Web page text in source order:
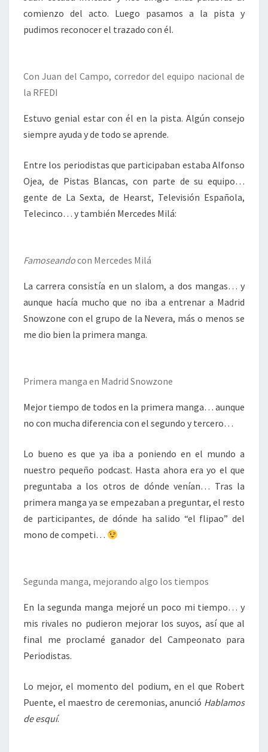
comienzo del acto. Luego pasamos a la pista y
pudimos reconocer el trazado con él.
Con Juan del Campo, corredor del equipo nacional de
la RFEDI
Estuvo genial estar con él en la pista. Algún consejo
siempre ayuda y de todo se aprende.
Entre los periodistas que participaban estaba Alfonso
Ojea, de Pistas Blancas, con parte de su equipo…
gente de La Sexta, de Hearst, Televisión Española,
Telecinco… y también Mercedes Milá:
Famoseandocon Mercedes Milá
La carrera consistía en un slalom, a dos mangas… y
aunque hacía mucho que no iba a entrenar a Madrid
Snowzone con el grupo de la Nevera, más o menos se
me dio bien la primera manga.
Primera manga en Madrid Snowzone
Mejor tiempo de todos en la primera manga… aunque
no con mucha diferencia con el segundo y tercero…
Lo bueno es que ya iba a poniendo en el mundo a
nuestro pequeño podcast. Hasta ahora era yo el que
preguntaba a los otros de dónde venían… Tras la
primera manga ya se empezaban a preguntar, el resto
de participantes, de dónde ha salido “el flipao” del
mono de competi…
Segunda manga, mejorando algo los tiempos
En la segunda manga mejoré un poco mi tiempo… y
mis rivales no pudieron mejorar los suyos, así que al
final me proclamé ganador del Campeonato para
Periodistas.
Lo mejor, el momento del podium, en el que Robert
Puente, el maestro de ceremonias, anunció Hablamos
de esquí.